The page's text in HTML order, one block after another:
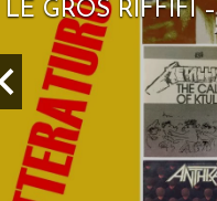
LE GROS RIFFIFI